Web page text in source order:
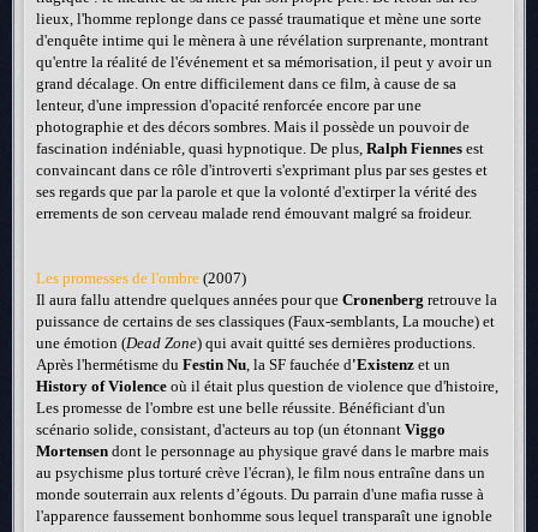
lieux, l'homme replonge dans ce passé traumatique et mène une sorte
d'enquête intime qui le mènera à une révélation surprenante, montrant
qu'entre la réalité de l'événement et sa mémorisation, il peut y avoir un
grand décalage. On entre difficilement dans ce film, à cause de sa
lenteur, d'une impression d'opacité renforcée encore par une
photographie et des décors sombres. Mais il possède un pouvoir de
fascination indéniable, quasi hypnotique. De plus, Ralph Fiennes est
convaincant dans ce rôle d'introverti s'exprimant plus par ses gestes et
ses regards que par la parole et que la volonté d'extirper la vérité des
errements de son cerveau malade rend émouvant malgré sa froideur.
Les promesses de l'ombre (2007)
Il aura fallu attendre quelques années pour que Cronenberg retrouve la
puissance de certains de ses classiques (Faux-semblants, La mouche) et
une émotion (Dead Zone) qui avait quitté ses dernières productions.
Après l'hermétisme du Festin Nu, la SF fauchée d'Existenz et un
History of Violence où il était plus question de violence que d'histoire,
Les promesse de l'ombre est une belle réussite. Bénéficiant d'un
scénario solide, consistant, d'acteurs au top (un étonnant Viggo
Mortensen dont le personnage au physique gravé dans le marbre mais
au psychisme plus torturé crève l'écran), le film nous entraîne dans un
monde souterrain aux relents d’égouts. Du parrain d'une mafia russe à
l'apparence faussement bonhomme sous lequel transparaît une ignoble